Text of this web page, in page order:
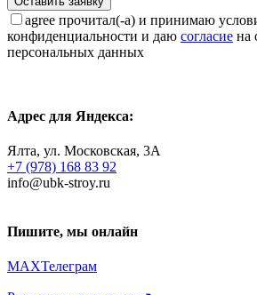
agree прочитал(-а) и принимаю
конфиденциальности и даю согласие на
персональных данных
Адрес для Яндекса:
Ялта, ул. Московская, 3А
+7 (978) 168 83 92
info@ubk-stroy.ru
Пишите, мы онлайн
MAXТелеграм